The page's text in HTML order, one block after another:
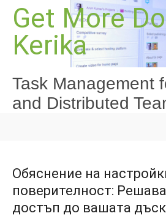
Към
съдържанието
Get More
Kerika
Task Management
and Distributed
Обяснение на
поверителност:
достъп до вашата